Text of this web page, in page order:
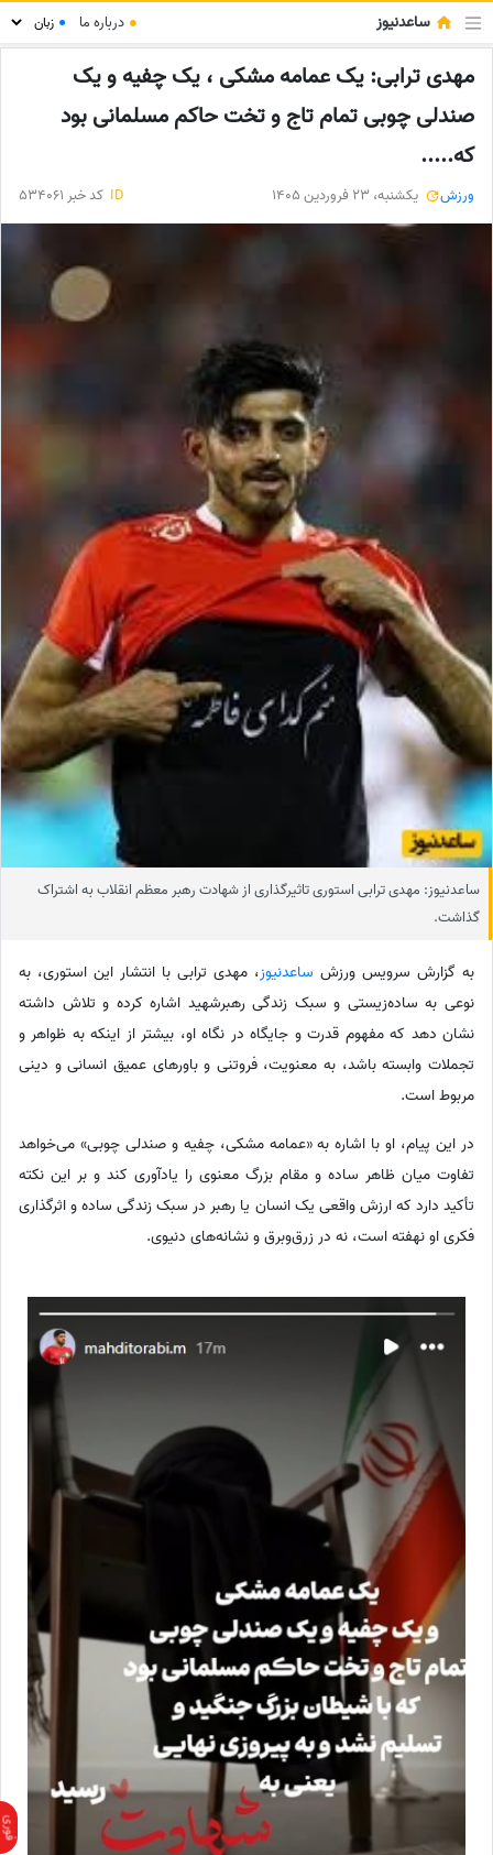
ساعدنیوز ● درباره ما ●
مهدی ترابی: یک عمامه مشکی ، یک چفیه و یک
صندلی چوبی تمام تاج و تخت حاکم مسلمانی بود
که.....
ورزش یکشنبه، 23 فروردین 1405 ID کد خبر 534061
ساعدنیوز: مهدی ترابی استوری تاثیرگذاری از شهادت رهبر معظم انقلاب به اشتراک
گذاشت.
به گزارش سرویس ورزش ساعدنیوز، مهدی ترابی با انتشار این استوری، به
نوعی به ساده‌زیستی و سبک زندگی رهبرشهید اشاره کرده و تلاش داشته
نشان دهد که مفهوم قدرت و جایگاه در نگاه او، بیشتر از اینکه به ظواهر و
تجملات وابسته باشد، به معنویت، فروتنی و باورهای عمیق انسانی و دینی
مربوط است.
در این پیام، او با اشاره به «عمامه مشکی، چفیه و صندلی چوبی» می‌خواهد
تفاوت میان ظاهر ساده و مقام بزرگ معنوی را یادآوری کند و بر این نکته
تأکید دارد که ارزش واقعی یک انسان یا رهبر در سبک زندگی ساده و اثرگذاری
فکری او نهفته است، نه در زرق‌وبرق و نشانه‌های دنیوی.